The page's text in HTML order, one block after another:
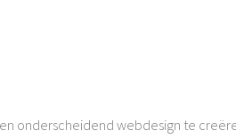
onderscheidend webdesign te